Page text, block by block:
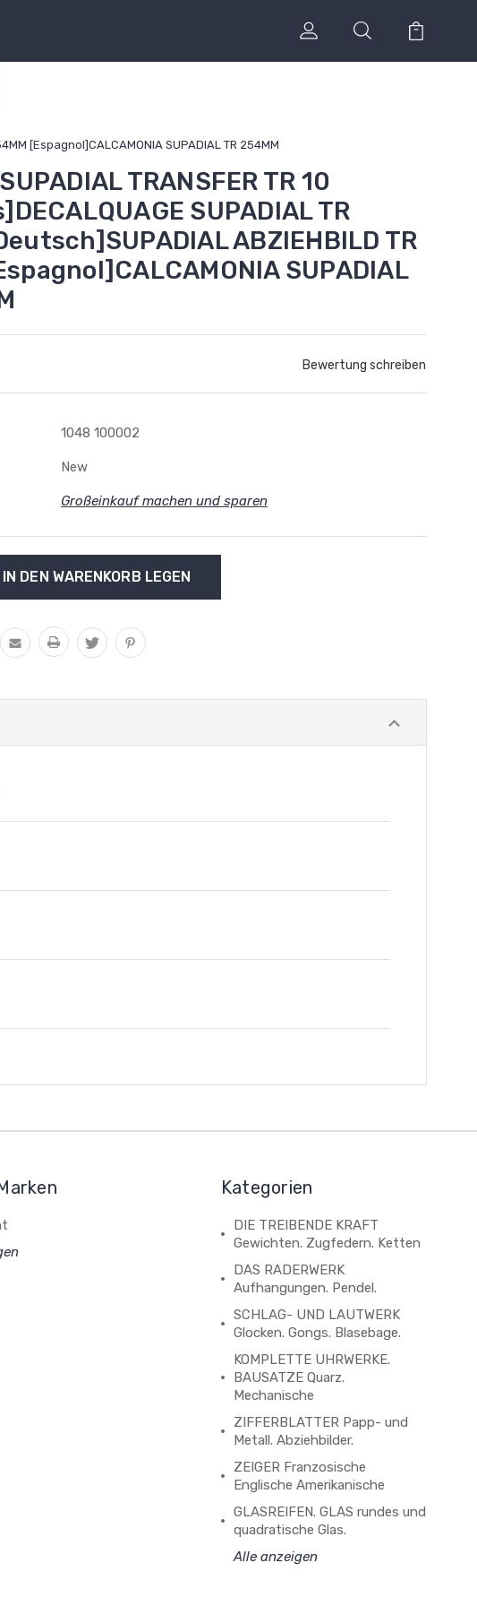
[Espagnol]CALCAMONIA SUPADIAL TR 254MM
TRANSFER TR 10
SUPADIAL TR
ABZIEHBILD TR
SUPADIAL
Bewertung schreiben
1048 100002
New
Großeinkauf machen und sparen
Kategorien
DIE TREIBENDE KRAFT
Gewichten. Zugfedern. Ketten
DAS RADERWERK
Aufhangungen. Pendel.
SCHLAG- UND LAUTWERK
Glocken. Gongs. Blasebage.
KOMPLETTE UHRWERKE.
BAUSATZE Quarz.
Mechanische
ZIFFERBLATTER Papp- und
Metall. Abziehbilder.
ZEIGER Franzosische
Englische Amerikanische
GLASREIFEN. GLAS rundes und
quadratische Glas.
Alle anzeigen